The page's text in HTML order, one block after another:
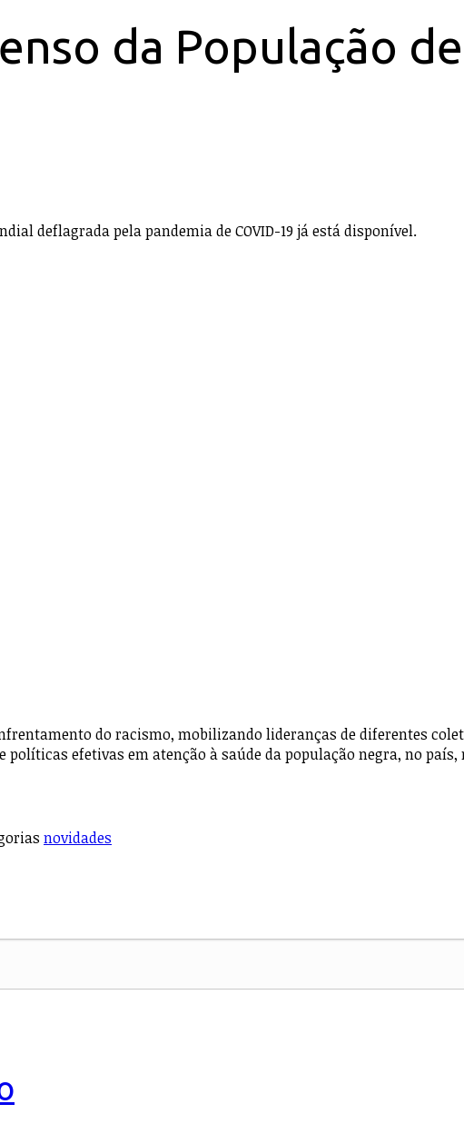
da População
deflagrada pela pandemia de COVID-19 já está disponível.
do racismo, mobilizando lideranças de diferentes
efetivas em atenção à saúde da população negra, no
novidades